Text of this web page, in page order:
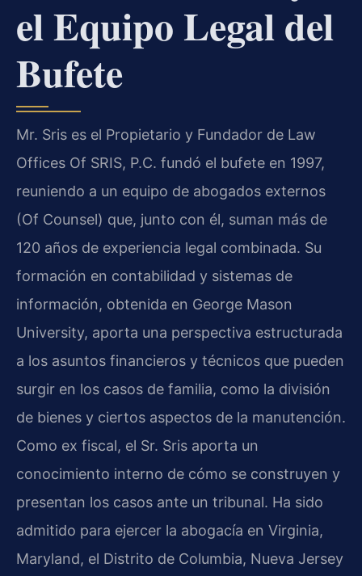
el Equipo Legal del
Bufete
Mr. Sris es el Propietario y Fundador de Law
Offices Of SRIS, P.C. fundó el bufete en 1997,
reuniendo a un equipo de abogados externos
(Of Counsel) que, junto con él, suman más de
120 años de experiencia legal combinada. Su
formación en contabilidad y sistemas de
información, obtenida en George Mason
University, aporta una perspectiva estructurada
a los asuntos financieros y técnicos que pueden
surgir en los casos de familia, como la división
de bienes y ciertos aspectos de la manutención.
Como ex fiscal, el Sr. Sris aporta un
conocimiento interno de cómo se construyen y
presentan los casos ante un tribunal. Ha sido
admitido para ejercer la abogacía en Virginia,
Maryland, el Distrito de Columbia, Nueva Jersey